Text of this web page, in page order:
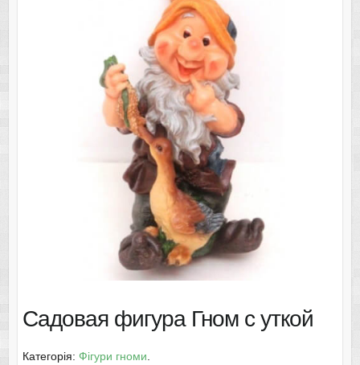
Садовая фигура Гном с уткой
Категорія: Фігури гноми.